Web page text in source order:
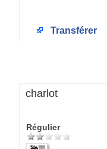
Transférer
charlot
Régulier